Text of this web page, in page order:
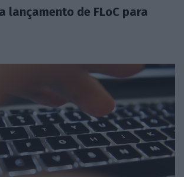
lançamento de FLoC para